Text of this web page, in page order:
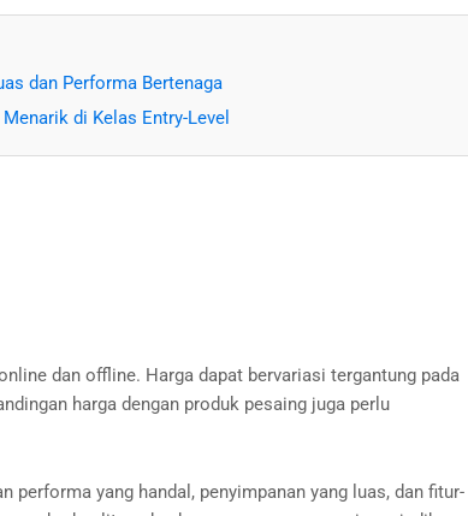
dan Performa Bertenaga
di Kelas Entry-Level
dan offline. Harga dapat bervariasi tergantung pada
harga dengan produk pesaing juga perlu
performa yang handal, penyimpanan yang luas, dan fitur-